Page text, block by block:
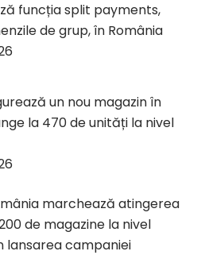
funcția split payments,
de grup, în România
un nou magazin în
la 470 de unități la nivel
marchează atingerea
de magazine la nivel
lansarea campaniei